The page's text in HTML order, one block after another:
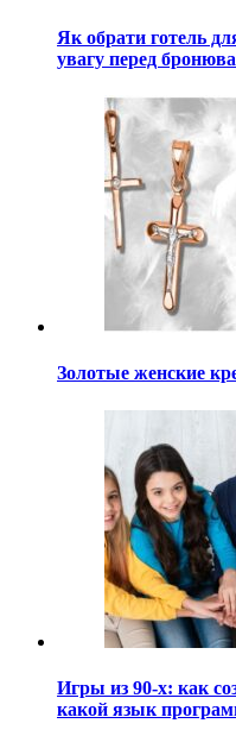
Як обрати готель
увагу перед
Золотые женские
Игры из 90-х: как
какой язык